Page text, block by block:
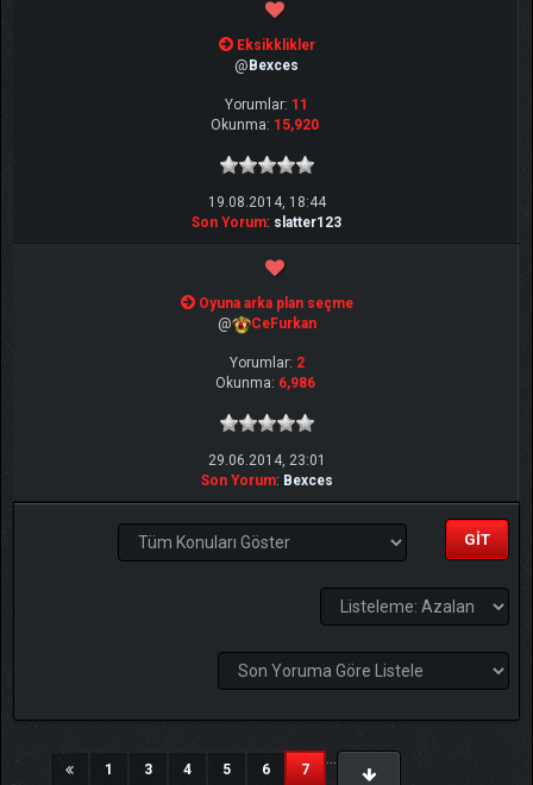
Eksikklikler
@ Bexces
Yorumlar: 11
Okunma: 15,920
19.08.2014, 18:44
Son Yorum: slatter123
Oyuna arka plan seçme
@
CeFurkan
Yorumlar: 2
Okunma: 6,986
29.06.2014, 23:01
Son Yorum: Bexces
1
...
3 4 5 6 7(current)